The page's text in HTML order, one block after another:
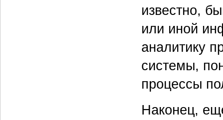
известно,
или иной
аналитику
системы,
процессы
Наконец,